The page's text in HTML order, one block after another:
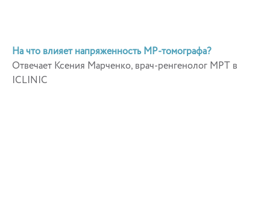
На что влияет напряженность МР-томографа?
Отвечает Ксения Марченко, врач-ренгенолог МРТ в
ICLINIC